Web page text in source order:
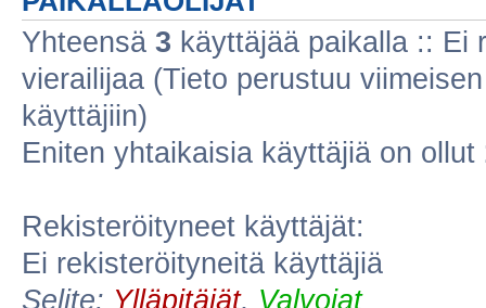
Yhteensä 3 käyttäjää paikalla :: Ei
vierailijaa (Tieto perustuu
käyttäjiin)
Eniten yhtaikaisia käyttäjiä on ollut
Rekisteröityneet käyttäjät:
Ei rekisteröityneitä käyttäjiä
Selite: Ylläpitäjät, Valvojat